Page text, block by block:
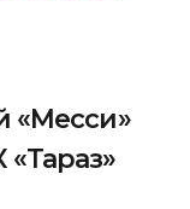
«Месси»